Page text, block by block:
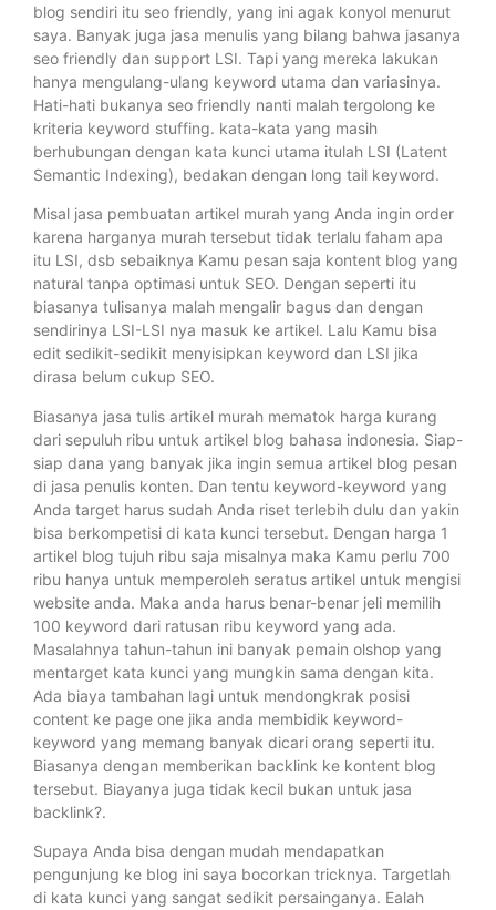
blog sendiri itu seo friendly, yang ini agak konyol menurut
saya. Banyak juga jasa menulis yang bilang bahwa jasanya
seo friendly dan support LSI. Tapi yang mereka lakukan
hanya mengulang-ulang keyword utama dan variasinya.
Hati-hati bukanya seo friendly nanti malah tergolong ke
kriteria keyword stuffing. kata-kata yang masih
berhubungan dengan kata kunci utama itulah LSI (Latent
Semantic Indexing), bedakan dengan long tail keyword.
Misal jasa pembuatan artikel murah yang Anda ingin order
karena harganya murah tersebut tidak terlalu faham apa
itu LSI, dsb sebaiknya Kamu pesan saja kontent blog yang
natural tanpa optimasi untuk SEO. Dengan seperti itu
biasanya tulisanya malah mengalir bagus dan dengan
sendirinya LSI-LSI nya masuk ke artikel. Lalu Kamu bisa
edit sedikit-sedikit menyisipkan keyword dan LSI jika
dirasa belum cukup SEO.
Biasanya jasa tulis artikel murah mematok harga kurang
dari sepuluh ribu untuk artikel blog bahasa indonesia. Siap-
siap dana yang banyak jika ingin semua artikel blog pesan
di jasa penulis konten. Dan tentu keyword-keyword yang
Anda target harus sudah Anda riset terlebih dulu dan yakin
bisa berkompetisi di kata kunci tersebut. Dengan harga 1
artikel blog tujuh ribu saja misalnya maka Kamu perlu 700
ribu hanya untuk memperoleh seratus artikel untuk mengisi
website anda. Maka anda harus benar-benar jeli memilih
100 keyword dari ratusan ribu keyword yang ada.
Masalahnya tahun-tahun ini banyak pemain olshop yang
mentarget kata kunci yang mungkin sama dengan kita.
Ada biaya tambahan lagi untuk mendongkrak posisi
content ke page one jika anda membidik keyword-
keyword yang memang banyak dicari orang seperti itu.
Biasanya dengan memberikan backlink ke kontent blog
tersebut. Biayanya juga tidak kecil bukan untuk jasa
backlink?.
Supaya Anda bisa dengan mudah mendapatkan
pengunjung ke blog ini saya bocorkan tricknya. Targetlah
di kata kunci yang sangat sedikit persainganya. Ealah